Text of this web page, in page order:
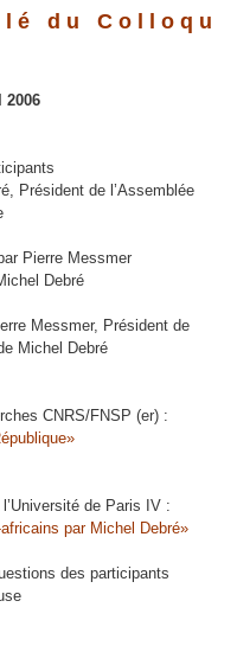
l é d u C o l l o q u
2006
Président de l’Assemblée
Pierre Messmer
Debré
Messmer, Président de
Michel Debré
CNRS/FNSP (er) :
de Paris IV :
par Michel Debré»
des participants